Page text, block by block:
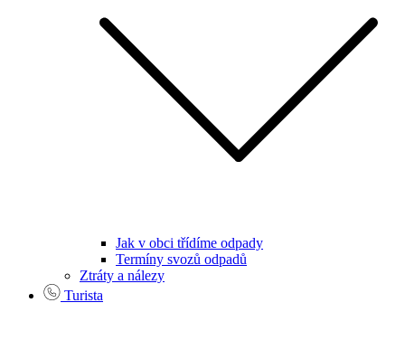
Jak v obci třídíme odpady
Termíny svozů odpadů
Ztráty a nálezy
Turista